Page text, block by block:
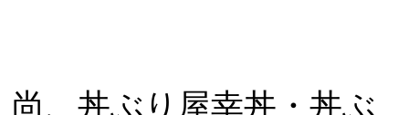
尚、丼ぶり屋幸丼・丼ぶ